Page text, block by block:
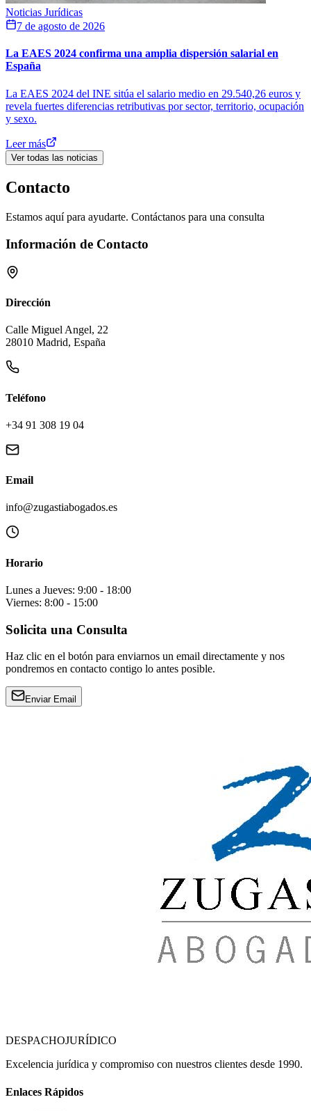
Noticias Jurídicas
7 de agosto de 2026
La EAES 2024 confirma una amplia dispersión salarial en
España
La EAES 2024 del INE sitúa el salario medio en 29.540,26 euros y
revela fuertes diferencias retributivas por sector, territorio, ocupación
y sexo.
Leer más
Ver todas las noticias
Contacto
Estamos aquí para ayudarte. Contáctanos para una consulta
Información de Contacto
Dirección
Calle Miguel Angel, 22
28010 Madrid, España
Teléfono
+34 91 308 19 04
Email
info@zugastiabogados.es
Horario
Lunes a Jueves: 9:00 - 18:00
Viernes: 8:00 - 15:00
Solicita una Consulta
Haz clic en el botón para enviarnos un email directamente y nos
pondremos en contacto contigo lo antes posible.
Enviar Email
DESPACHOJURÍDICO
Excelencia jurídica y compromiso con nuestros clientes desde 1990.
Enlaces Rápidos